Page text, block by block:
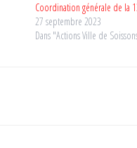
Coordination générale de la
27 septembre 2023
Dans "Actions Ville de